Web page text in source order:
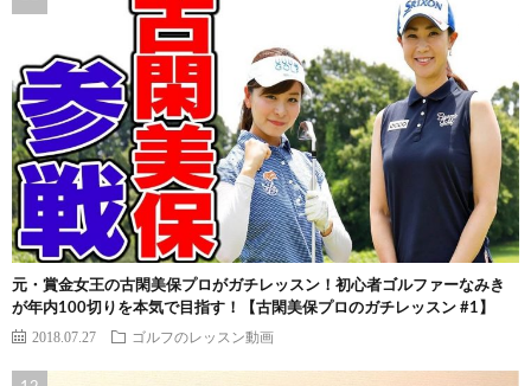
元・賞金女王の古閑美保プロがガチレッスン！初心者ゴルファーなみき
が年内100切りを本気で目指す！【古閑美保プロのガチレッスン #1】
2018.07.27 ゴルフのレッスン動画